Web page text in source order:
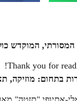
המוקדש
Thank you for
בתחום: מוזיקה,